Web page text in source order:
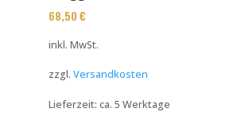
68,50 €
inkl. MwSt.
zzgl. Versandkosten
Lieferzeit: ca. 5 Werktage